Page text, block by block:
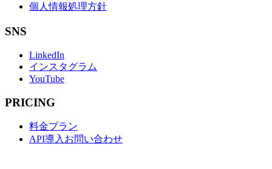
個人情報処理方針
SNS
LinkedIn
インスタグラム
YouTube
PRICING
料金プラン
API導入お問い合わせ